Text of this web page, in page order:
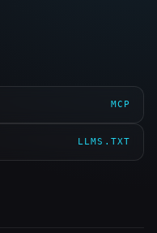
MCP
LLMS.TXT